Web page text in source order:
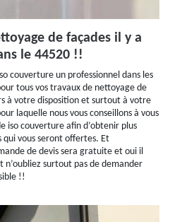
de façades il y a
le 44520 !!
couverture un professionnel dans les
tous vos travaux de nettoyage de
à votre disposition et surtout à votre
laquelle nous vous conseillons à vous
iso couverture afin d’obtenir plus
qui vous seront offertes. Et
de devis sera gratuite et oui il
surtout pas de demander
!!